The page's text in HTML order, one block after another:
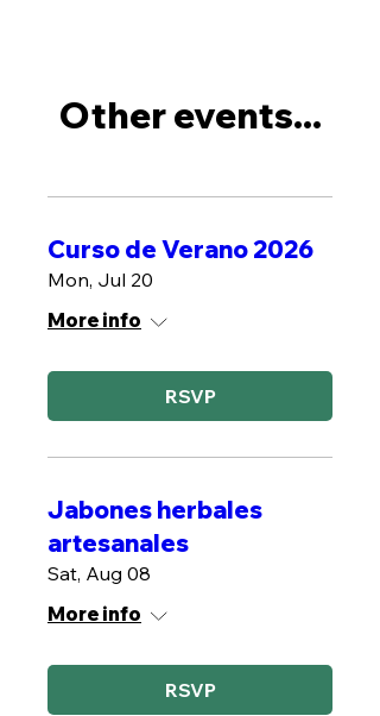
Other events...
Curso de Verano 2026
Mon, Jul 20
More info
RSVP
Jabones herbales
artesanales
Sat, Aug 08
More info
RSVP